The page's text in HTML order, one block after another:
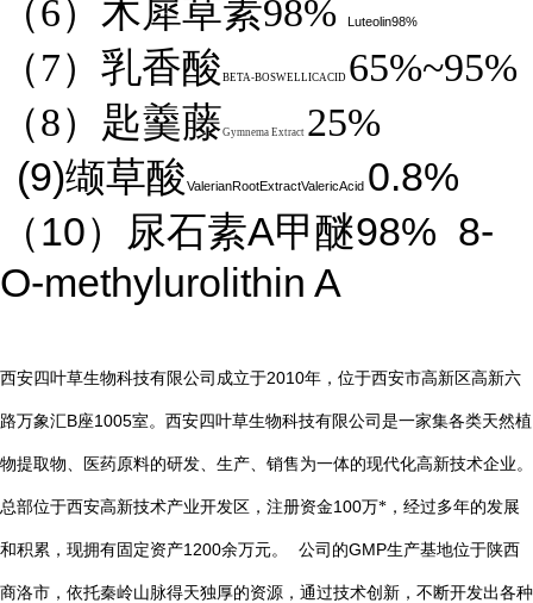
（6）木犀草素98% Luteolin98%
（7）乳香酸 BETA-BOSWELLICACID 65%~95%
（8）匙羹藤Gymnema Extract 25%
(9)缬草酸ValerianRootExtractValericAcid 0.8%
（10）尿石素A甲醚98% 8-
O-methylurolithin A
西安四叶草生物科技有限公司成立于2010年，位于西安市高新区高新六
路万象汇B座1005室。西安四叶草生物科技有限公司是一家集各类天然植
物提取物、医药原料的研发、生产、销售为一体的现代化高新技术企业。
总部位于西安高新技术产业开发区，注册资金100万*，经过多年的发展
和积累，现拥有固定资产1200余万元。 公司的GMP生产基地位于陕西
商洛市，依托秦岭山脉得天独厚的资源，通过技术创新，不断开发出各种